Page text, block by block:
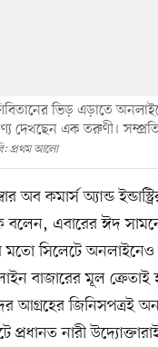
ভিড় এড়াতে
দেখছেন এক তরুণী।
প্রথম আলো
অব কমার্স অ্যান্ড
এবারের ঈদ
মতো সিলেটে
বাজারের মূল ক্রেতাই
আগ্রহের জিনিসপত্রই
প্রধানত নারী